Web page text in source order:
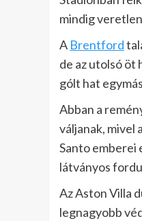
mindig
A Brentford
de az utolsó öt
gólt hat
Abban a
váljanak, mivel
Santo emberei
látványos
Az Aston Villa
legnagyobb